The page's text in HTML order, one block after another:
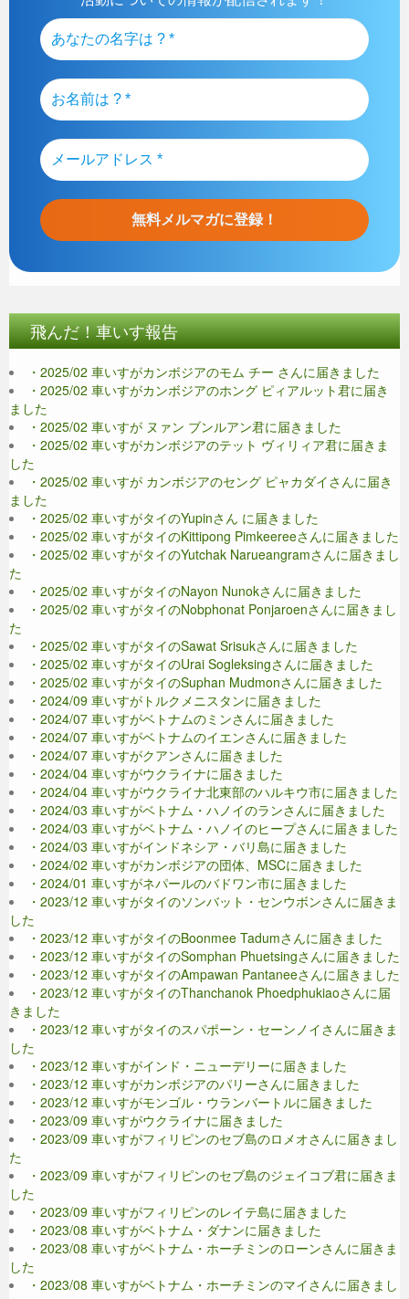
飛んだ！車いす報告
・2025/02 車いすがカンボジアのモム チー さんに届きました
・2025/02 車いすがカンボジアのホング ピィアルット君に届き
ました
・2025/02 車いすが ヌァン ブンルアン君に届きました
・2025/02 車いすがカンボジアのテット ヴィリィア君に届きま
した
・2025/02 車いすが カンボジアのセング ピャカダイさんに届き
ました
・2025/02 車いすがタイのYupinさん に届きました
・2025/02 車いすがタイのKittipong Pimkeereeさんに届きました
・2025/02 車いすがタイのYutchak Narueangramさんに届きまし
た
・2025/02 車いすがタイのNayon Nunokさんに届きました
・2025/02 車いすがタイのNobphonat Ponjaroenさんに届きまし
た
・2025/02 車いすがタイのSawat Srisukさんに届きました
・2025/02 車いすがタイのUrai Sogleksingさんに届きました
・2025/02 車いすがタイのSuphan Mudmonさんに届きました
・2024/09 車いすがトルクメニスタンに届きました
・2024/07 車いすがベトナムのミンさんに届きました
・2024/07 車いすがベトナムのイエンさんに届きました
・2024/07 車いすがクアンさんに届きました
・2024/04 車いすがウクライナに届きました
・2024/04 車いすがウクライナ北東部のハルキウ市に届きました
・2024/03 車いすがベトナム・ハノイのランさんに届きました
・2024/03 車いすがベトナム・ハノイのヒープさんに届きました
・2024/03 車いすがインドネシア・バリ島に届きました
・2024/02 車いすがカンボジアの団体、MSCに届きました
・2024/01 車いすがネパールのバドワン市に届きました
・2023/12 車いすがタイのソンバット・センウボンさんに届きま
した
・2023/12 車いすがタイのBoonmee Tadumさんに届きました
・2023/12 車いすがタイのSomphan Phuetsingさんに届きました
・2023/12 車いすがタイのAmpawan Pantaneeさんに届きました
・2023/12 車いすがタイのThanchanok Phoedphukiaoさんに届
きました
・2023/12 車いすがタイのスパポーン・セーンノイさんに届きま
した
・2023/12 車いすがインド・ニューデリーに届きました
・2023/12 車いすがカンボジアのパリーさんに届きました
・2023/12 車いすがモンゴル・ウランバートルに届きました
・2023/09 車いすがウクライナに届きました
・2023/09 車いすがフィリピンのセブ島のロメオさんに届きまし
た
・2023/09 車いすがフィリピンのセブ島のジェイコブ君に届きま
した
・2023/09 車いすがフィリピンのレイテ島に届きました
・2023/08 車いすがベトナム・ダナンに届きました
・2023/08 車いすがベトナム・ホーチミンのローンさんに届きま
した
・2023/08 車いすがベトナム・ホーチミンのマイさんに届きまし